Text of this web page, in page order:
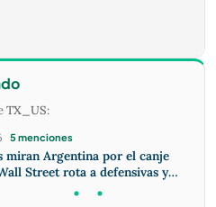
TX_US:
5 menciones
miran Argentina por el canje
Street rota a defensivas y